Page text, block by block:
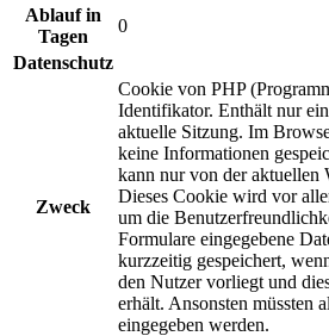
Ablauf in
Tagen
0
Datenschutz
Zweck
Cookie von PHP
Identifikator. Enthält nur
aktuelle Sitzung. Im
keine Informationen
kann nur von der aktuellen
Dieses Cookie wird vor
um die
Formulare eingegebene
kurzzeitig gespeichert,
den Nutzer vorliegt und
erhält. Ansonsten müssten
eingegeben werden.